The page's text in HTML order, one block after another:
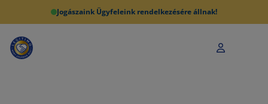
Jogászaink Ügyfeleink rendelkezésére állnak!